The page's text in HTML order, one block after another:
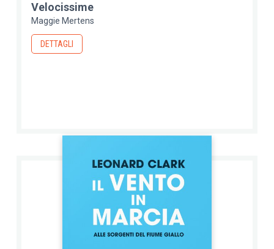
Velocissime
Maggie Mertens
DETTAGLI